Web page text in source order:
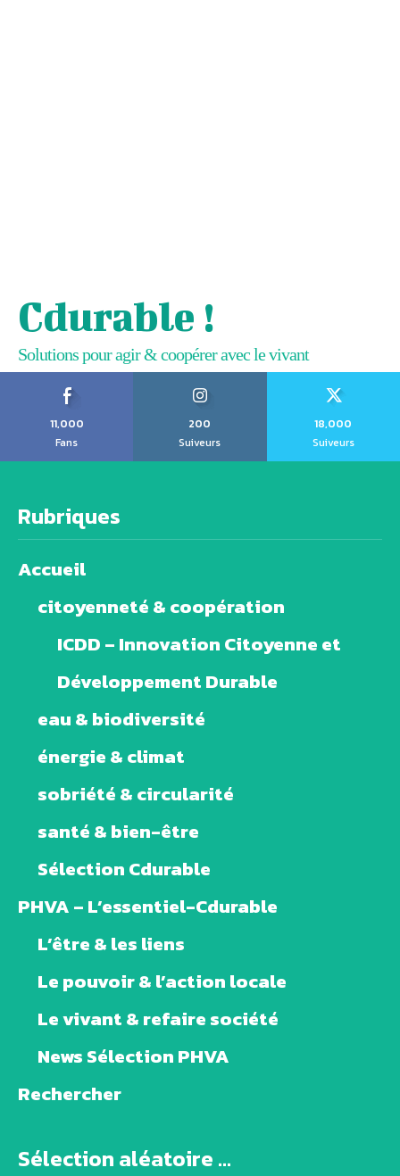
Cdurable !
Solutions pour agir & coopérer avec le vivant
11,000
Fans
200
Suiveurs
18,000
Suiveurs
Rubriques
Accueil
citoyenneté & coopération
ICDD – Innovation Citoyenne et
Développement Durable
eau & biodiversité
énergie & climat
sobriété & circularité
santé & bien-être
Sélection Cdurable
PHVA – L’essentiel-Cdurable
L’être & les liens
Le pouvoir & l’action locale
Le vivant & refaire société
News Sélection PHVA
Rechercher
Sélection aléatoire ...